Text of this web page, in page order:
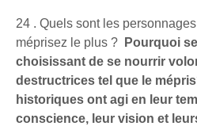
24 . Quels sont les
méprisez le plus ?
Pourquoi
choisissant de se nourrir
destructrices tel que le
historiques ont agi en leur
conscience, leur vision et